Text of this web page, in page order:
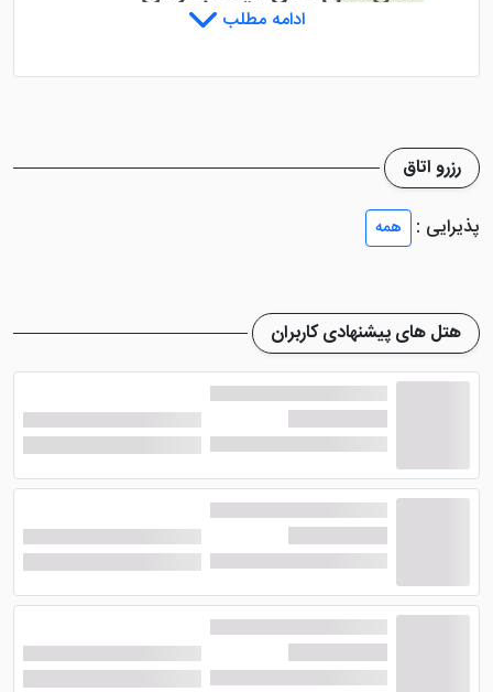
رفاهی در داخل اتاق ها سبب شده تا میهمانان اقامتی راحت
است.
توان به سیستم تهویه مطبوع، یخچال، تلویزیون صفحه
تخت و ... اشاره کرد. دسترسی به اینترنت بی سیم رایگان،
حمام خصوصی با دوش همراه لوازم بهداشتی و سشوار رایگان
از دیگر امکانات داخل اتاق ها هستند. گاوصندوق جهت
حفظ اموال، خدمات خانه داری، تخت های تاشو و ... هم در
دسترس می باشد.
امکانات هتل الیک باتومی
یکی از امکانات هتل الیک باتومی خدمات اسپا آن است. در
این هتل شما می توانید از سونای خشک، استخر سرپوشیده
ادامه مطلب
رزرو اتاق
پذیرایی :
همه
هتل های پیشنهادی کاربران